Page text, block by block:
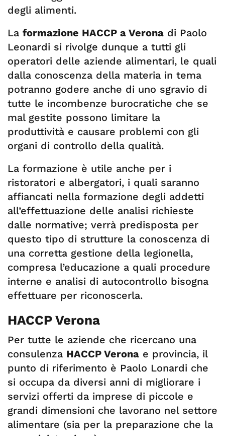
degli alimenti.
La formazione HACCP a Verona di Paolo
Leonardi si rivolge dunque a tutti gli
operatori delle aziende alimentari, le quali
dalla conoscenza della materia in tema
potranno godere anche di uno sgravio di
tutte le incombenze burocratiche che se
mal gestite possono limitare la
produttività e causare problemi con gli
organi di controllo della qualità.
La formazione è utile anche per i
ristoratori e albergatori, i quali saranno
affiancati nella formazione degli addetti
all’effettuazione delle analisi richieste
dalle normative; verrà predisposta per
questo tipo di strutture la conoscenza di
una corretta gestione della legionella,
compresa l’educazione a quali procedure
interne e analisi di autocontrollo bisogna
effettuare per riconoscerla.
HACCP Verona
Per tutte le aziende che ricercano una
consulenza HACCP Verona e provincia, il
punto di riferimento è Paolo Lonardi che
si occupa da diversi anni di migliorare i
servizi offerti da imprese di piccole e
grandi dimensioni che lavorano nel settore
alimentare (sia per la preparazione che la